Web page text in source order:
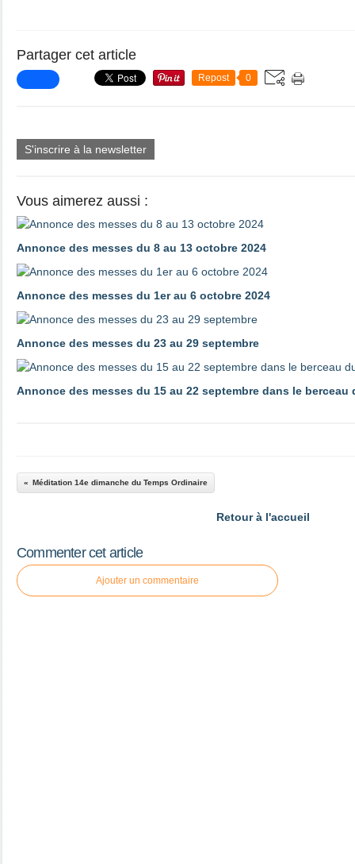
Partager cet article
Repost 0
S'inscrire à la newsletter
Vous aimerez aussi :
Annonce des messes du 8 au 13 octobre 2024
Annonce des messes du 1er au 6 octobre 2024
Annonce des messes du 23 au 29 septembre
Annonce des messes du 15 au 22 septembre dans le berceau
Méditation 14e dimanche du Temps Ordinaire
Retour à l'accueil
Commenter cet article
Ajouter un commentaire